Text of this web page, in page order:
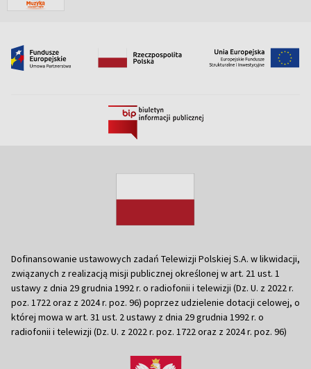
Dofinansowanie ustawowych zadań Telewizji Polskiej S.A. w likwidacji,
związanych z realizacją misji publicznej określonej w art. 21 ust. 1
ustawy z dnia 29 grudnia 1992 r. o radiofonii i telewizji (Dz. U. z 2022 r.
poz. 1722 oraz z 2024 r. poz. 96) poprzez udzielenie dotacji celowej, o
której mowa w art. 31 ust. 2 ustawy z dnia 29 grudnia 1992 r. o
radiofonii i telewizji (Dz. U. z 2022 r. poz. 1722 oraz z 2024 r. poz. 96)